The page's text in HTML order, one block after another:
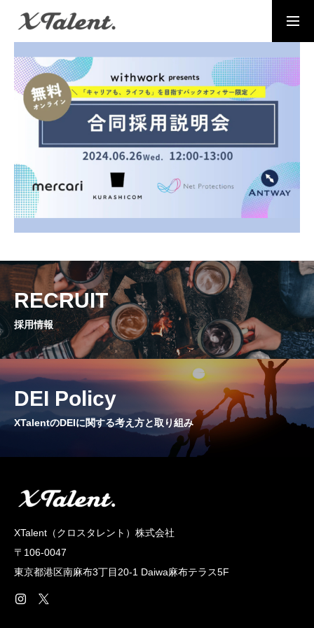
採用情報 お問い合わせ
MESSAGE
代表メッセージ
PRESIDENT
代表紹介
Service
サービス紹介
MEMBERS
社員一覧
CROSS TALK
インタビュー / 座談会
RECRUIT
採用情報
COMPANY
RECRUIT
採用情報
DEI Policy
XTalentのDEIに関する考え方と取り組み
XTalent（クロスタレント）株式会社
〒106-0047
東京都港区南麻布3丁目20‐1 Daiwa麻布テラス5F